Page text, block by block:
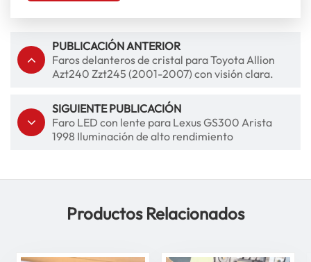
PUBLICACIÓN ANTERIOR
Faros delanteros de cristal para Toyota Allion
Azt240 Zzt245 (2001-2007) con visión clara.
SIGUIENTE PUBLICACIÓN
Faro LED con lente para Lexus GS300 Arista
1998 Iluminación de alto rendimiento
Productos Relacionados